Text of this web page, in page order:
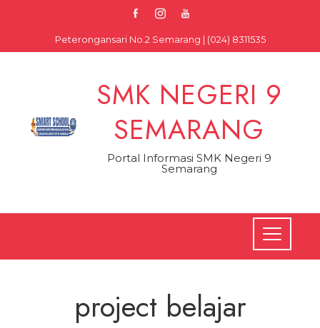
Peterongansari No.2 Semarang | (024) 8311535
SMK NEGERI 9
SEMARANG
Portal Informasi SMK Negeri 9
Semarang
project belajar